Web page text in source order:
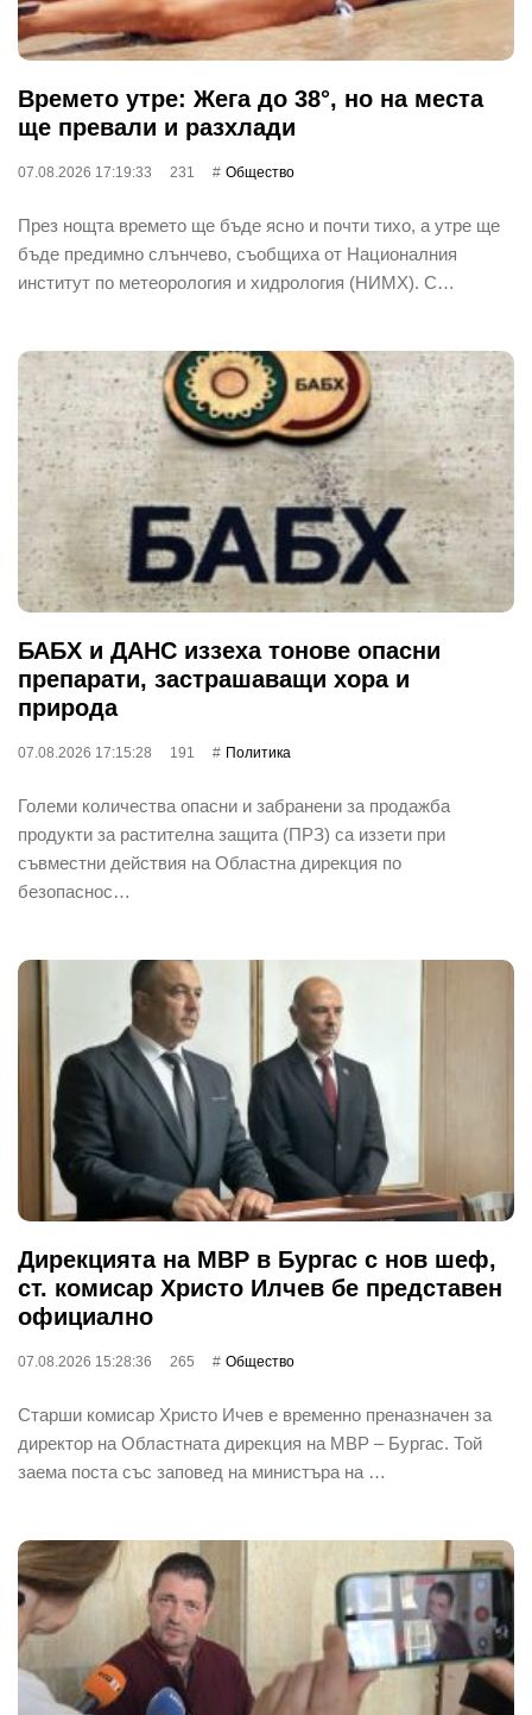
Времето утре: Жега до 38°, но на места
ще превали и разхлади
07.08.2026 17:19:33 231 Общество
През нощта времето ще бъде ясно и почти тихо, а утре ще
бъде предимно слънчево, съобщиха от Националния
институт по метеорология и хидрология (НИМХ). С…
БАБХ и ДАНС иззеха тонове опасни
препарати, застрашаващи хора и
природа
07.08.2026 17:15:28 191 Политика
Големи количества опасни и забранени за продажба
продукти за растителна защита (ПРЗ) са иззети при
съвместни действия на Областна дирекция по
безопаснос…
Дирекцията на МВР в Бургас с нов шеф,
ст. комисар Христо Илчев бе представен
официално
07.08.2026 15:28:36 265 Общество
Старши комисар Христо Ичев е временно преназначен за
директор на Областната дирекция на МВР – Бургас. Той
заема поста със заповед на министъра на …